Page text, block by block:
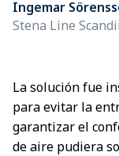
Ingemar
Stena Line
La solución fue
para evitar la
garantizar el
de aire pudiera